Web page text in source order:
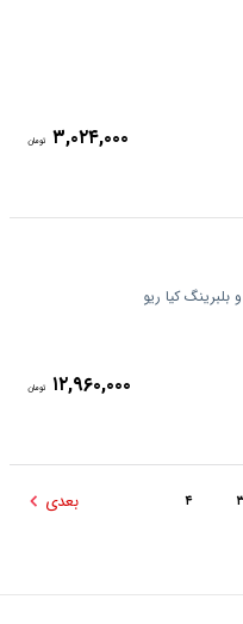
۳,۰۲۴,۰۰۰ تومان
کیا ریو
۱۲,۹۶۰,۰۰۰ تومان
۴ بعدی